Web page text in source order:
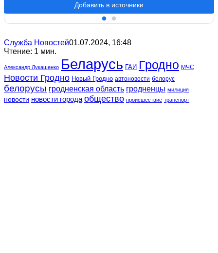
Добавить в источники
Служба Новостей01.07.2024, 16:48
Чтение: 1 мин.
Александр Лукашенко Беларусь ГАИ Гродно МЧС
Новости Гродно Новый Гродно автоновости белорус
белорусы гродненская область гродненцы милиция
новости новости города общество происшествие транспорт